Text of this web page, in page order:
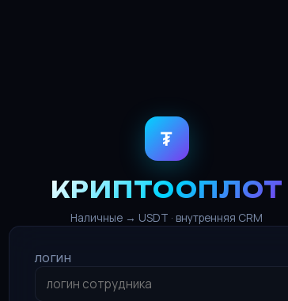
₮
КРИПТООПЛОТ
Наличные → USDT · внутренняя CRM
ЛОГИН